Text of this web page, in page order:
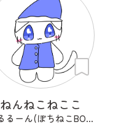
ねんねこねここ
はるるーん(ぽちねこBOOKS)